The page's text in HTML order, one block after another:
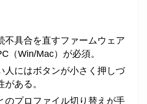
不具合を直すファームウェア
（Win/Mac）が必須。
人にはボタンが小さく押しづ
がある。
のプロファイル切り替えが手